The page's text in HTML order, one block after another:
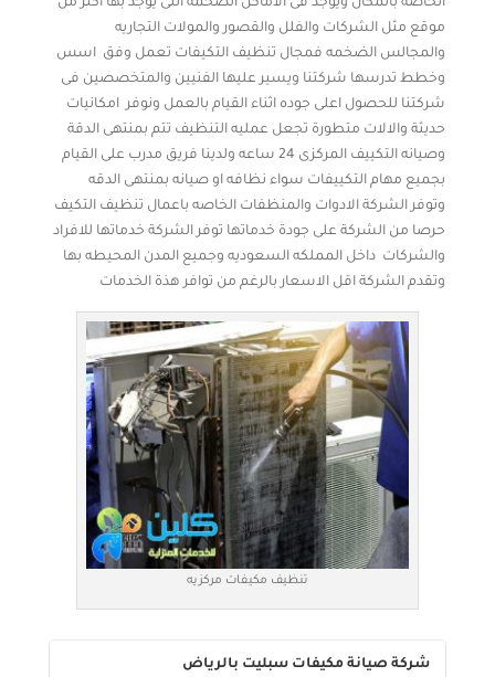
الخاصه بالمكان ويوجد فى الاماكن الضخمه التى يوجد بها اكثر من
موقع مثل الشركات والفلل والقصور والمولات التجاريه
والمجالس الضخمه فمجال تنظيف التكيفات تعمل وفق اسس
وخطط تدرسها شركتنا ويسير عليها الفنيين والمتخصصين فى
شركتنا للحصول اعلى جوده اثناء القيام بالعمل ونوفر امكانيات
حديثة والالات متطورة تجعل عمليه التنظيف تتم بمنتهى الدقة
وصيانه التكييف المركزى 24 ساعه ولدينا فريق مدرب على القيام
بجميع مهام التكييفات سواء نظافه او صيانه بمنتهى الدقه
وتوفر الشركة الادوات والمنظفات الخاصه باعمال تنظيف التكيف
حرصا من الشركة على جودة خدماتها توفر الشركة خدماتها للافراد
والشركات داخل المملكه السعوديه وجميع المدن المحيطه بها
وتقدم الشركة اقل الاسعار بالرغم من توافر هذة الخدمات
تنظيف مكيفات مركزيه
شركة صيانة مكيفات سبليت بالرياض